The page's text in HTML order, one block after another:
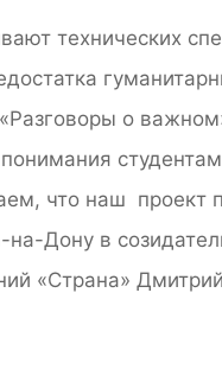
технических
о
что наш проект
на-Дону в
«Страна»